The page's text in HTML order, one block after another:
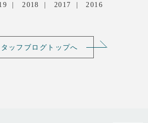
2018 2017 2016
ッフブログトップへ